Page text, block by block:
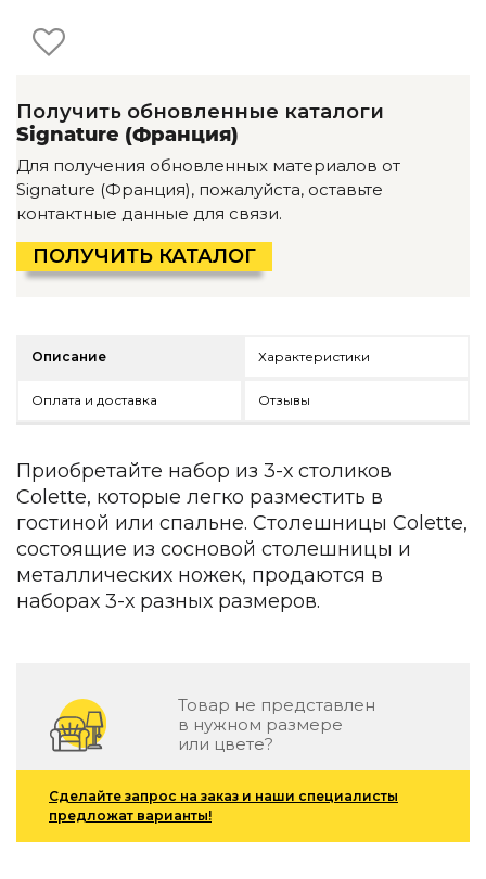
Шкафы и гардеробные на заказ
Мебель для ванной
Детская мебель
Уличная и садовая мебель
Фитнес и wellness-оборудование
Коллекции
ROOM — Modern
INTERRA — Soft Modern
ARTOPIA — Mid-Century
Подбор, производство и комплектация по вашему
Декор
Для кухни
Предметы интерьера
Зеркала
Вентиляторы
Ковры
Зеленые стены
Дизайнерские кальяны
Дизайнерские ванны
Подбор, производство и комплектация по вашему
Отделка и ремонт
Стены
Получить обновленные каталоги
Signature (Франция)
Для получения обновленных материалов от
Signature (Франция), пожалуйста, оставьте
контактные данные для связи.
ПОЛУЧИТЬ КАТАЛОГ
Описание Характеристики
Оплата и доставка Отзывы
Приобретайте набор из 3-х столиков
Colette, которые легко разместить в
гостиной или спальне. Столешницы Colette,
состоящие из сосновой столешницы и
металлических ножек, продаются в
наборах 3-х разных размеров.
Товар не представлен
в нужном размере
или цвете?
Сделайте запрос на заказ и наши специалисты
предложат варианты!